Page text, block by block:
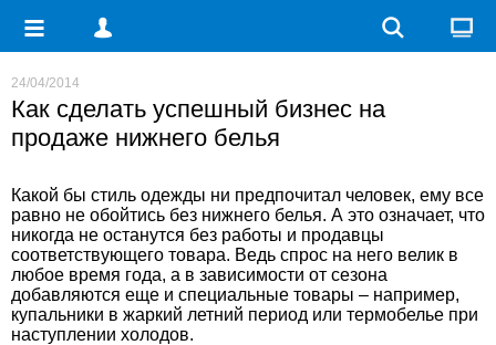
24/04/2014
Как сделать успешный бизнес на
продаже нижнего белья
Какой бы стиль одежды ни предпочитал человек, ему все
равно не обойтись без нижнего белья. А это означает, что
никогда не останутся без работы и продавцы
соответствующего товара. Ведь спрос на него велик в
любое время года, а в зависимости от сезона
добавляются еще и специальные товары – например,
купальники в жаркий летний период или термобелье при
наступлении холодов.